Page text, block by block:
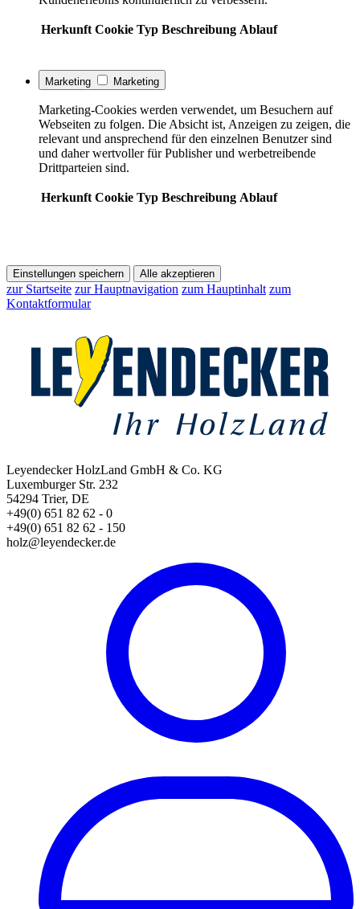
Herkunft Cookie Typ Beschreibung Ablauf
Marketing Marketing
Marketing-Cookies werden verwendet, um Besuchern auf
Webseiten zu folgen. Die Absicht ist, Anzeigen zu zeigen, die
relevant und ansprechend für den einzelnen Benutzer sind
und daher wertvoller für Publisher und werbetreibende
Drittparteien sind.
Herkunft Cookie Typ Beschreibung Ablauf
Einstellungen speichern Alle akzeptieren
zur Startseite zur Hauptnavigation zum Hauptinhalt zum
Kontaktformular
Leyendecker HolzLand GmbH & Co. KG
Luxemburger Str. 232
54294 Trier, DE
+49(0) 651 82 62 - 0
+49(0) 651 82 62 - 150
holz@leyendecker.de